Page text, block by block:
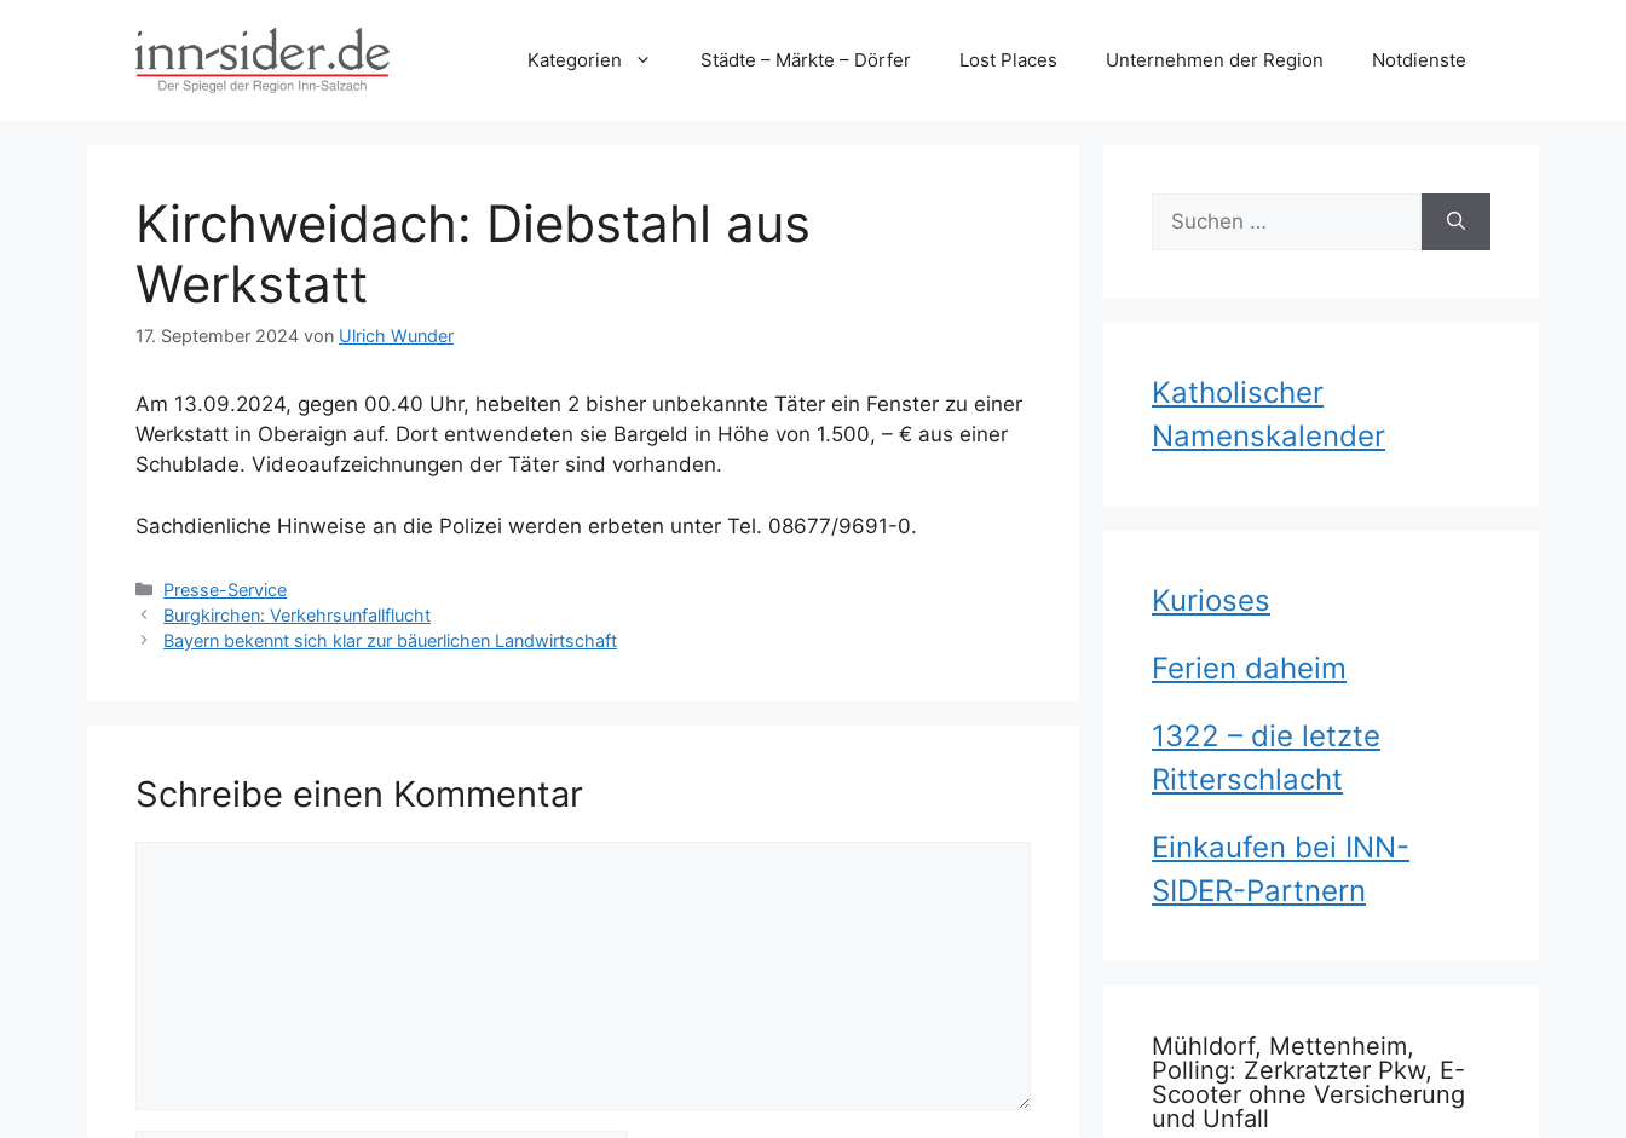
Kategorien Städte – Märkte – Dörfer Lost Places Unternehmen der Region Notdienste
Kirchweidach: Diebstahl aus
Werkstatt
17. September 2024 von Ulrich Wunder
Am 13.09.2024, gegen 00.40 Uhr, hebelten 2 bisher unbekannte Täter ein Fenster zu einer
Werkstatt in Oberaign auf. Dort entwendeten sie Bargeld in Höhe von 1.500, – € aus einer
Schublade. Videoaufzeichnungen der Täter sind vorhanden.
Sachdienliche Hinweise an die Polizei werden erbeten unter Tel. 08677/9691-0.
Kategorien
Presse-Service
Burgkirchen: Verkehrsunfallflucht
Bayern bekennt sich klar zur bäuerlichen Landwirtschaft
Schreibe einen Kommentar
Suchen
nach:
Katholischer
Namenskalender
Kurioses
Ferien daheim
1322 – die letzte
Ritterschlacht
Einkaufen bei INN-
SIDER-Partnern
Mühldorf, Mettenheim,
Polling: Zerkratzter Pkw, E-
Scooter ohne Versicherung
und Unfall